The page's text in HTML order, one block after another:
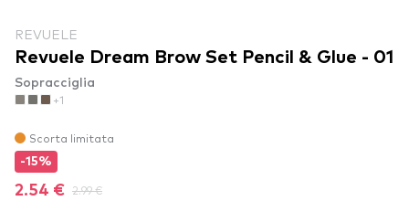
REVUELE
Revuele Dream Brow Set Pencil & Glue - 01
Sopracciglia
+1
Scorta limitata
-15%
2.54 € 2.99 €